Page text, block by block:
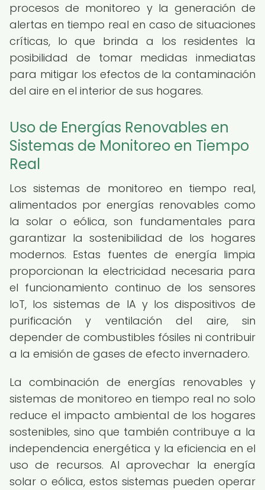
procesos de monitoreo y la generación de
alertas en tiempo real en caso de situaciones
críticas, lo que brinda a los residentes la
posibilidad de tomar medidas inmediatas
para mitigar los efectos de la contaminación
del aire en el interior de sus hogares.
Uso de Energías Renovables en
Sistemas de Monitoreo en Tiempo
Real
Los sistemas de monitoreo en tiempo real,
alimentados por energías renovables como
la solar o eólica, son fundamentales para
garantizar la sostenibilidad de los hogares
modernos. Estas fuentes de energía limpia
proporcionan la electricidad necesaria para
el funcionamiento continuo de los sensores
IoT, los sistemas de IA y los dispositivos de
purificación y ventilación del aire, sin
depender de combustibles fósiles ni contribuir
a la emisión de gases de efecto invernadero.
La combinación de energías renovables y
sistemas de monitoreo en tiempo real no solo
reduce el impacto ambiental de los hogares
sostenibles, sino que también contribuye a la
independencia energética y la eficiencia en el
uso de recursos. Al aprovechar la energía
solar o eólica, estos sistemas pueden operar